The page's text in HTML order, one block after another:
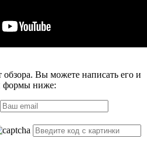
обзора. Вы можете написать его и
формы ниже: